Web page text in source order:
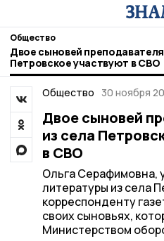
Общество
Двое сыновей преподавателя
Петровское участвуют в СВО
Общество
30 ноября
Двое сыновей
из села
в СВО
Ольга Серафимовна,
литературы из села
корреспонденту
своих сыновьях,
Министерством